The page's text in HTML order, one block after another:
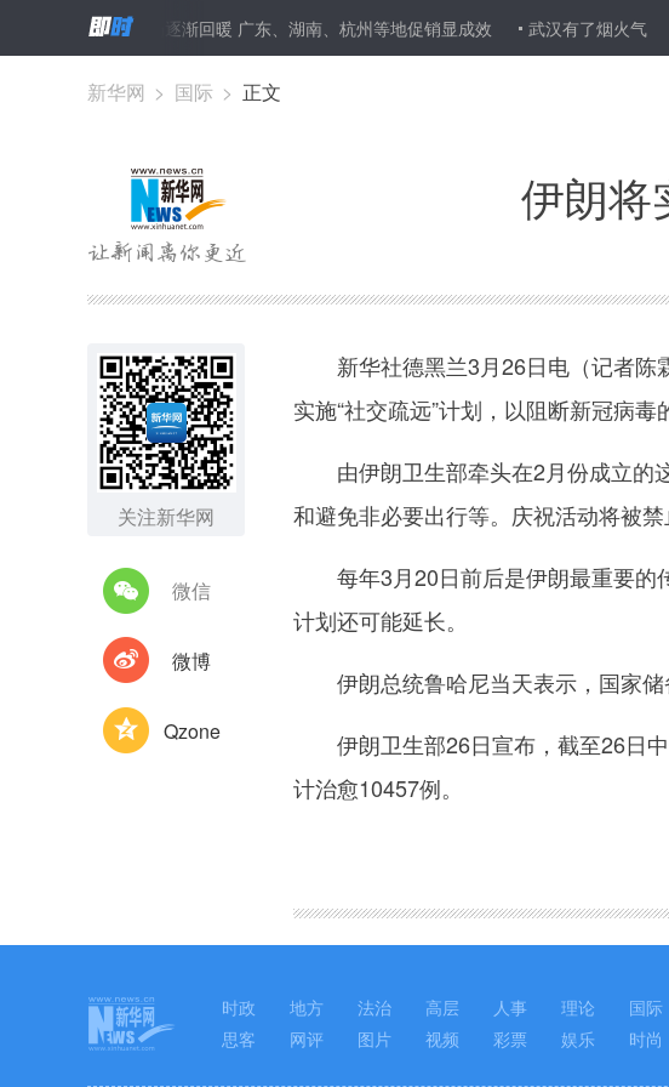
汽车消费市场逐渐回暖 广东、湖南、杭州等地促销显成效 武汉有了烟火气
新华网 > 国际 > 正文
伊朗将
关注新华网
微信
微博
Qzone
新华社德黑兰3月26日电（记者陈
实施“社交疏远”计划，以阻断新冠病毒
由伊朗卫生部牵头在2月份成立的这
和避免非必要出行等。庆祝活动将被
每年3月20日前后是伊朗最重要的
计划还可能延长。
伊朗总统鲁哈尼当天表示，国家储
伊朗卫生部26日宣布，截至26日中
计治愈10457例。
时政 地方 法治 高层 人事 理论 国际
思客
网评 图片 视频 彩票 娱乐 时尚